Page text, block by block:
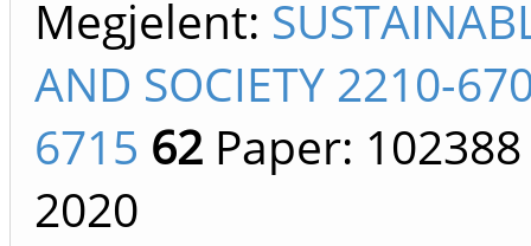
Megjelent:
AND SOCIETY 2210-
6715 62 Paper: 102388
2020